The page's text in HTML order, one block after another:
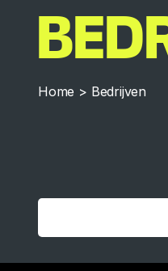
Home > Bedrijven